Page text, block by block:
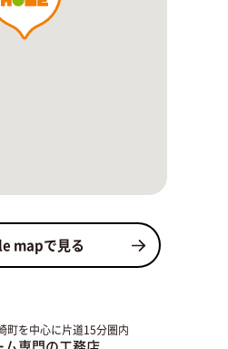
mapで見る
町を中心に片道15分圏内